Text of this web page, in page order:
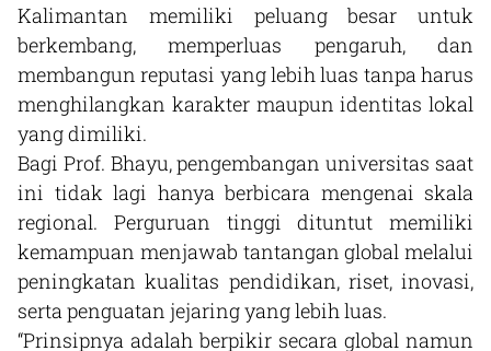
Kalimantan memiliki peluang besar untuk
berkembang, memperluas pengaruh, dan
membangun reputasi yang lebih luas tanpa harus
menghilangkan karakter maupun identitas lokal
yang dimiliki.
Bagi Prof. Bhayu, pengembangan universitas saat
ini tidak lagi hanya berbicara mengenai skala
regional. Perguruan tinggi dituntut memiliki
kemampuan menjawab tantangan global melalui
peningkatan kualitas pendidikan, riset, inovasi,
serta penguatan jejaring yang lebih luas.
“Prinsipnya adalah berpikir secara global namun